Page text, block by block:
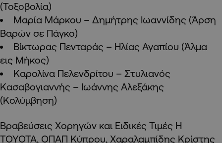
(Τοξοβολία)
Μαρία Μάρκου – Δημήτρης Ιωαννίδης (Άρση
Βαρών σε Πάγκο)
Βίκτωρας Πενταράς – Ηλίας Αγαπίου (Άλμα
εις Μήκος)
Καρολίνα Πελενδρίτου – Στυλιανός
Κασαβογιαννής – Ιωάννης Αλεξάκης
(Κολύμβηση)
Βραβεύσεις Χορηγών και Ειδικές Τιμές Η
ΤΟΥΟΤΑ, ΟΠΑΠ Κύπρου, Χαραλαμπίδης Κρίστης